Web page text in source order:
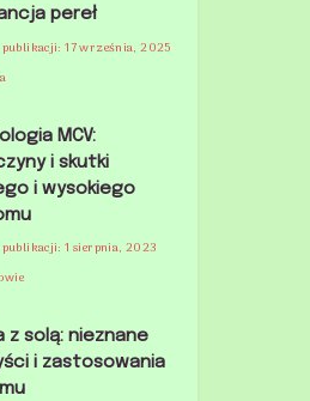
pereł
publikacji: 17 września, 2025
MCV:
i skutki
i wysokiego
publikacji: 1 sierpnia, 2023
z solą: nieznane
i zastosowania